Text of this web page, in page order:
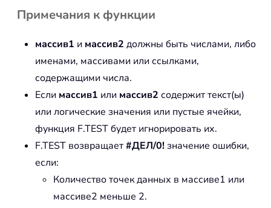
Примечания к функции
массив1 и массив2 должны быть числами, либо
именами, массивами или ссылками,
содержащими числа.
Если массив1 или массив2 содержит текст(ы)
или логические значения или пустые ячейки,
функция F.TEST будет игнорировать их.
F.TEST возвращает#ДЕЛ/0!значение ошибки,
если:
Количество точек данных в массиве1 или
массиве2 меньше 2.